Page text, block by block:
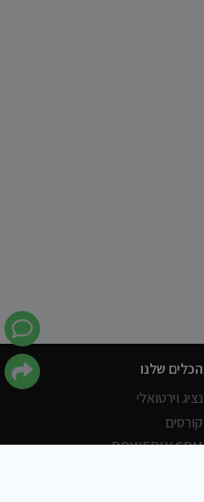
הכלים שלנו
נציג וירטואלי
קורסים
POWERLY CRM